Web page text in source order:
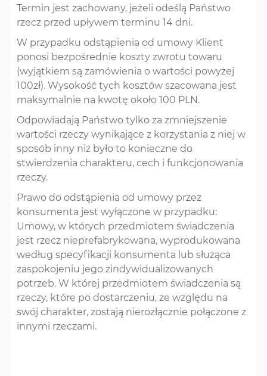
Termin jest zachowany, jeżeli odeślą Państwo
rzecz przed upływem terminu 14 dni.
W przypadku odstąpienia od umowy Klient
ponosi bezpośrednie koszty zwrotu towaru
(wyjątkiem są zamówienia o wartości powyżej
100zł). Wysokość tych kosztów szacowana jest
maksymalnie na kwotę około 100 PLN.
Odpowiadają Państwo tylko za zmniejszenie
wartości rzeczy wynikające z korzystania z niej w
sposób inny niż było to konieczne do
stwierdzenia charakteru, cech i funkcjonowania
rzeczy.
Prawo do odstąpienia od umowy przez
konsumenta jest wyłączone w przypadku:
Umowy, w których przedmiotem świadczenia
jest rzecz nieprefabrykowana, wyprodukowana
według specyfikacji konsumenta lub służąca
zaspokojeniu jego zindywidualizowanych
potrzeb. W której przedmiotem świadczenia są
rzeczy, które po dostarczeniu, ze względu na
swój charakter, zostają nierozłącznie połączone z
innymi rzeczami.